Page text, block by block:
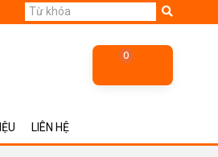
LIÊN HỆ
0